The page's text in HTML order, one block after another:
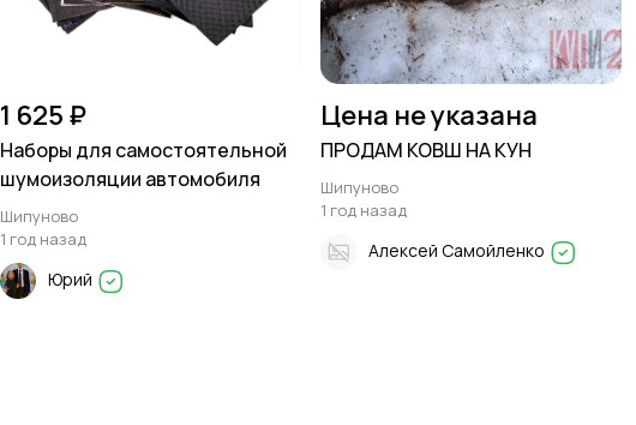
1 625 ₽
Наборы для самостоятельной
шумоизоляции автомобиля
Шипуново
1 год назад
Юрий
Цена не указана
ПРОДАМ КОВШ НА КУН
Шипуново
1 год назад
Алексей Самойленко